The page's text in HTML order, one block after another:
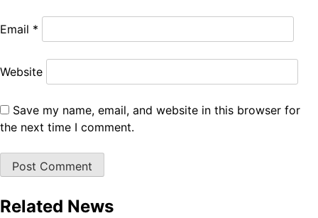
Email *
Website
Save my name, email, and website in this browser for
the next time I comment.
Related News